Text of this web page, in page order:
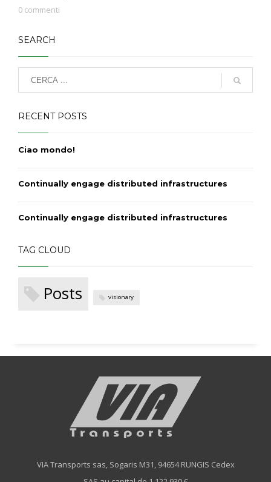
0 commenti
SEARCH
RECENT POSTS
Ciao mondo!
Continually engage distributed infrastructures
Continually engage distributed infrastructures
TAG CLOUD
Posts visionary
VIA Transports sas, Sogaris M31, 94654 RUNGIS Cedex